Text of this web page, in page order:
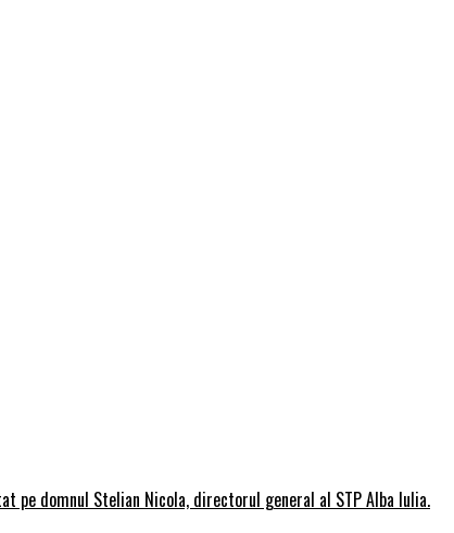
pe domnul Stelian Nicola, directorul general al STP Alba Iulia.